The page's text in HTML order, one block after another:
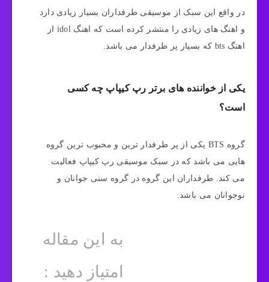
در واقع این سبک از موسیقی طرفداران بسیار زیادی دارد
و اهنگ های زیادی را منتشر کرده است که اهنگ idol از
اهنگ bts که بسیار پر طرفدار می باشد.
یکی از خواننده های برتر رپ کیپاپ چه کسی
است؟
گروه BTS یکی از پر طرفدار ترین و محبوب ترین گروه
هایی می باشد که در سبک موسیقی رپ کیپاپ فعالیت
می کند. طرفداران این گروه در گروه سنی جوانان و
نوجوانان می باشد.
به این مقاله
امتیاز دهید :